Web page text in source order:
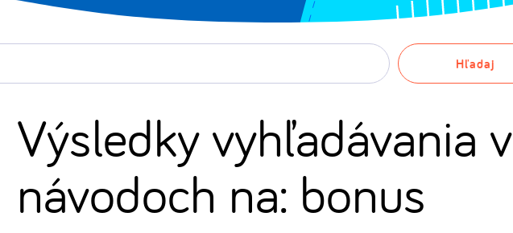
Hľadaj
Výsledky vyhľadávania v
návodoch na: bonus